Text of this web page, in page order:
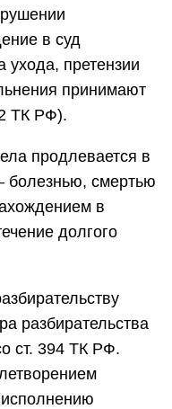
в суд
ухода, претензии
принимают
ТК РФ).
продлевается в
болезнью, смертью
в
долгого
разбирательства
ст. 394 ТК РФ.